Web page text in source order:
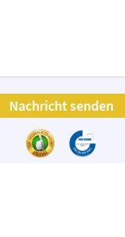
Nachricht senden